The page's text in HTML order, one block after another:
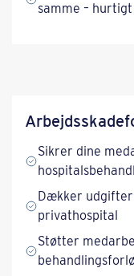
samme –
Sikrer dine
Dækker
privathospital
Støtter